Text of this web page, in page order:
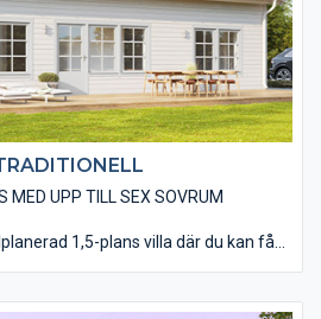
MED UPP TILL SEX SOVRUM
1,5-plans villa där du kan få
badrum, tvättstuga och två